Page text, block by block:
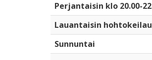
Perjantaisin klo 20.00-
Lauantaisin
Sunnuntai